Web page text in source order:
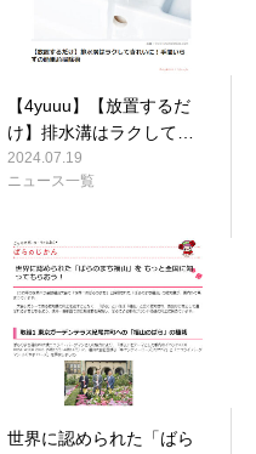
【4yuuu】【放置するだ
け】排水溝はラクして…
2024.07.19
ニュース一覧
世界に認められた「ばら